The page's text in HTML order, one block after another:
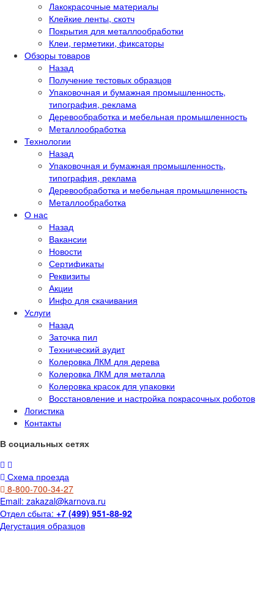
Лакокрасочные материалы
Клейкие ленты, скотч
Покрытия для металлообработки
Клеи, герметики, фиксаторы
Обзоры товаров
Назад
Получение тестовых образцов
Упаковочная и бумажная промышленность,
типография, реклама
Деревообработка и мебельная промышленность
Металлообработка
Технологии
Назад
Упаковочная и бумажная промышленность,
типография, реклама
Деревообработка и мебельная промышленность
Металлообработка
О нас
Назад
Вакансии
Новости
Сертификаты
Реквизиты
Акции
Инфо для скачивания
Услуги
Назад
Заточка пил
Технический аудит
Колеровка ЛКМ для дерева
Колеровка ЛКМ для металла
Колеровка красок для упаковки
Восстановление и настройка покрасочных роботов
Логистика
Контакты
В социальных сетях
Схема проезда
8-800-700-34-27
Email: zakazal@karnova.ru
Отдел сбыта: +7 (499) 951-88-92
Дегустация образцов